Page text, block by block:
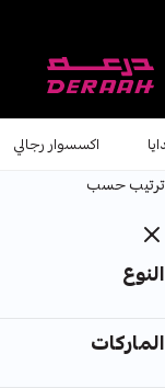
اكسسوار رجالي
ترتيب حسب
النوع
الماركات